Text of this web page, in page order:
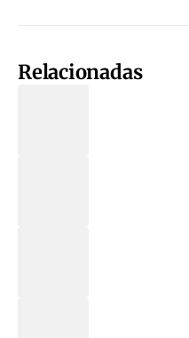
Relacionadas